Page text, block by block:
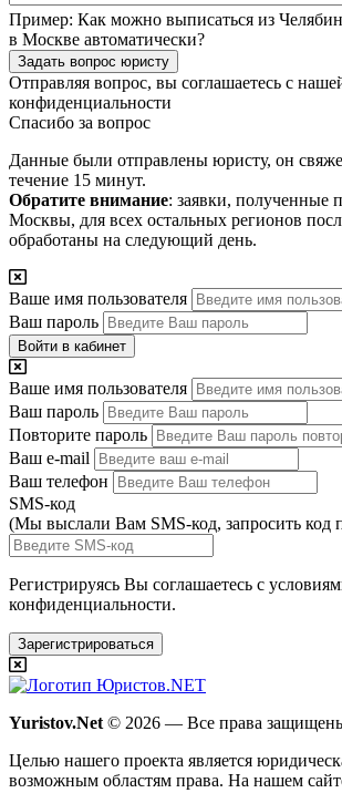
Пример: Как можно выписаться из
в Москве автоматически?
Задать вопрос юристу
Отправляя вопрос, вы соглашаетесь с
конфиденциальности
Спасибо за вопрос
Данные были отправлены юристу, он
течение 15 минут.
Обратите внимание: заявки, полученные
Москвы, для всех остальных регионов
обработаны на следующий день.
Ваше имя пользователя
Ваш пароль
Войти в кабинет
Ваше имя пользователя
Ваш пароль
Повторите пароль
Ваш e-mail
Ваш телефон
SMS-код
(Мы выслали Вам SMS-код, запросить код
Регистрируясь Вы соглашаетесь с
конфиденциальности.
Зарегистрироваться
Yuristov.Net © 2026 — Все права
Целью нашего проекта является
возможным областям права. На нашем